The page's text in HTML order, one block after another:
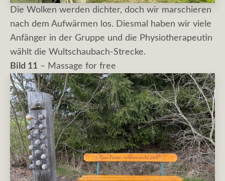
Die Wolken werden dichter, doch wir marschieren
nach dem Aufwärmen los. Diesmal haben wir viele
Anfänger in der Gruppe und die Physiotherapeutin
wählt die Wultschaubach-Strecke.
Bild 11 – Massage for free